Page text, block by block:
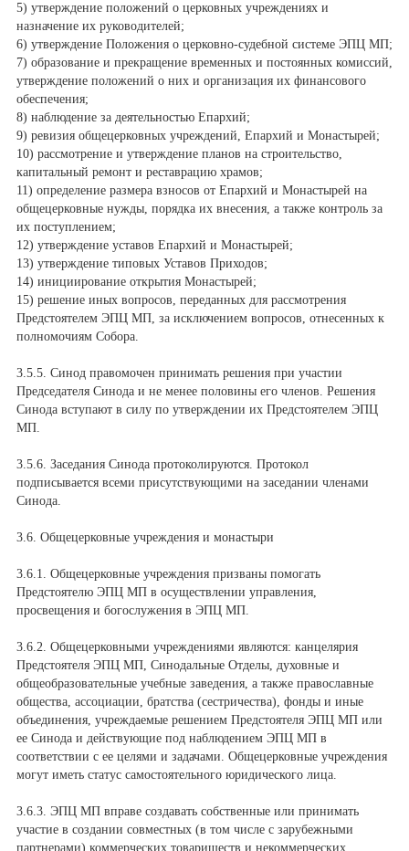
5) утверждение положений о церковных учреждениях и
назначение их руководителей;
6) утверждение Положения о церковно-судебной системе ЭПЦ МП;
7) образование и прекращение временных и постоянных комиссий,
утверждение положений о них и организация их финансового
обеспечения;
8) наблюдение за деятельностью Епархий;
9) ревизия общецерковных учреждений, Епархий и Монастырей;
10) рассмотрение и утверждение планов на строительство,
капитальный ремонт и реставрацию храмов;
11) определение размера взносов от Епархий и Монастырей на
общецерковные нужды, порядка их внесения, а также контроль за
их поступлением;
12) утверждение уставов Епархий и Монастырей;
13) утверждение типовых Уставов Приходов;
14) инициирование открытия Монастырей;
15) решение иных вопросов, переданных для рассмотрения
Предстоятелем ЭПЦ МП, за исключением вопросов, отнесенных к
полномочиям Собора.
3.5.5. Синод правомочен принимать решения при участии
Председателя Синода и не менее половины его членов. Решения
Синода вступают в силу по утверждении их Предстоятелем ЭПЦ
МП.
3.5.6. Заседания Синода протоколируются. Протокол
подписывается всеми присутствующими на заседании членами
Синода.
3.6. Общецерковные учреждения и монастыри
3.6.1. Общецерковные учреждения призваны помогать
Предстоятелю ЭПЦ МП в осуществлении управления,
просвещения и богослужения в ЭПЦ МП.
3.6.2. Общецерковными учреждениями являются: канцелярия
Предстоятеля ЭПЦ МП, Синодальные Отделы, духовные и
общеобразовательные учебные заведения, а также православные
общества, ассоциации, братства (сестричества), фонды и иные
объединения, учреждаемые решением Предстоятеля ЭПЦ МП или
ее Синода и действующие под наблюдением ЭПЦ МП в
соответствии с ее целями и задачами. Общецерковные учреждения
могут иметь статус самостоятельного юридического лица.
3.6.3. ЭПЦ МП вправе создавать собственные или принимать
участие в создании совместных (в том числе с зарубежными
партнерами) коммерческих товариществ и некоммерческих